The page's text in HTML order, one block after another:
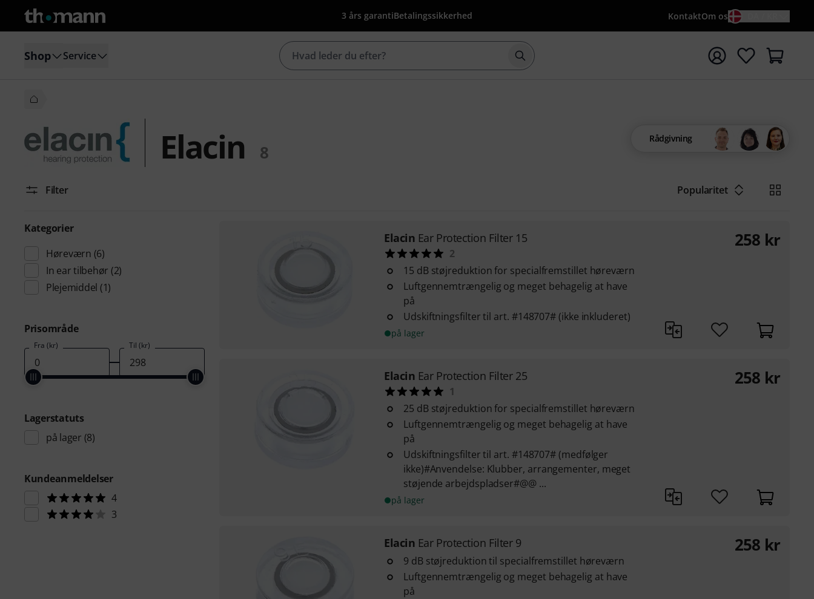
3 års garantiBetalingssikkerhed KontaktOm os
Shop Service Start søgning med søgeord {searchTerm}
Elacin 8
Rådgivning
Filter Popularitet
Kategorier
Høreværn (6)
In ear tilbehør (2)
Plejemiddel (1)
Prisområde
Fra (kr) Til (kr)
Lagerstatuts
på lager (8)
Kundeanmeldelser
4
3
Elacin Ear Protection Filter 15
2
15 dB støjreduktion for specialfremstillet høreværn
Luftgennemtrængelig og meget behagelig at have
på
Udskiftningsfilter til art. #148707# (ikke inkluderet)
på lager
258 kr
Elacin Ear Protection Filter 25
1
25 dB støjreduktion for specialfremstillet høreværn
Luftgennemtrængelig og meget behagelig at have
på
Udskiftningsfilter til art. #148707# (medfølger
ikke)#Anvendelse: Klubber, arrangementer, meget
støjende arbejdspladser#@@ ...
på lager
258 kr
Elacin Ear Protection Filter 9
9 dB støjreduktion til specialfremstillet høreværn
Luftgennemtrængelig og meget behagelig at have
på
258 kr